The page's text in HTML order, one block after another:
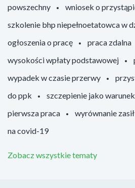
powszechny
wniosek o
szkolenie bhp niepełnoetatowca w
ogłoszenia o pracę
praca zdalna
wysokości wpłaty podstawowej
wypadek w czasie przerwy
do ppk
szczepienie jako
pierwsza praca
wyrównanie
na covid-19
Zobacz wszystkie tematy